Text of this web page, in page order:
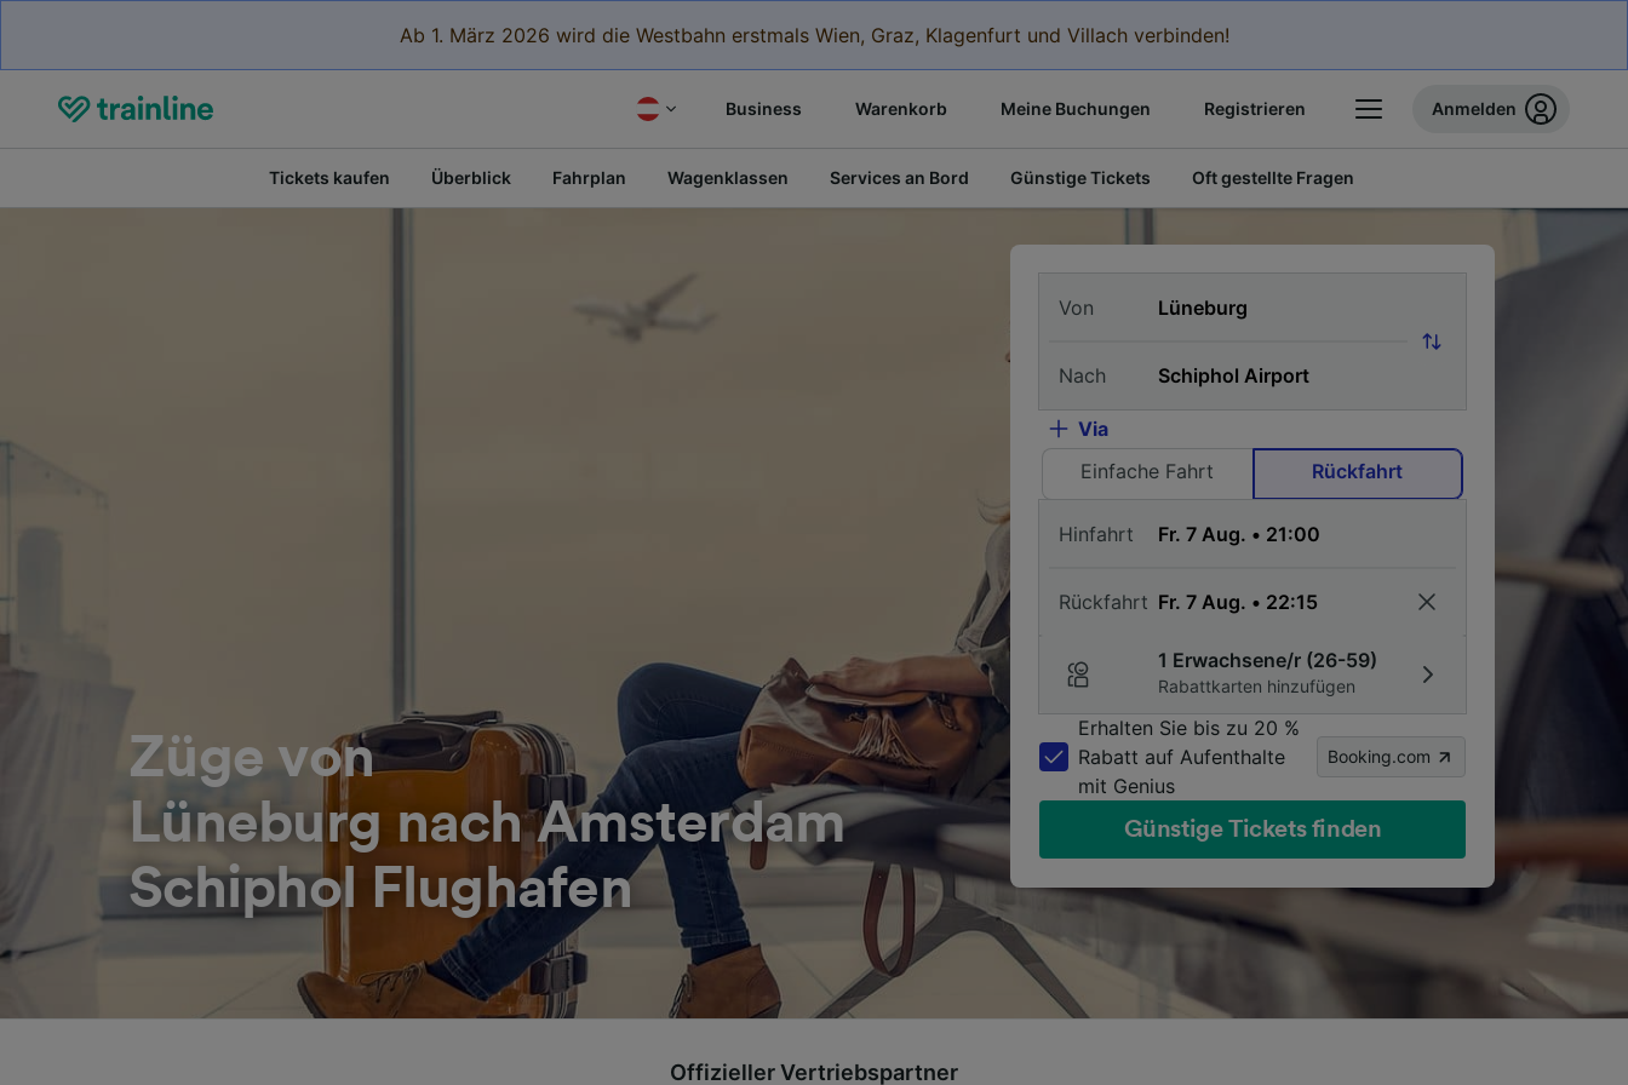
Ab 1. März 2026 wird die Westbahn erstmals Wien, Graz, Klagenfurt und Villach verbinden!
Business Warenkorb Meine Buchungen Registrieren Anmelden
Tickets kaufen Überblick Fahrplan Wagenklassen Services an Bord Günstige Tickets Oft gestellte Fragen
Züge von
Lüneburg nach Amsterdam
Schiphol Flughafen
Von
Nach
Via
Einfache Fahrt
Rückfahrt
Hinfahrt
Rückfahrt
1 Erwachsene/r (26-59)
Rabattkarten hinzufügen
Erhalten Sie bis zu 20 %
Rabatt auf Aufenthalte
mit Genius
Booking.com
Günstige Tickets finden
Offizieller Vertriebspartner